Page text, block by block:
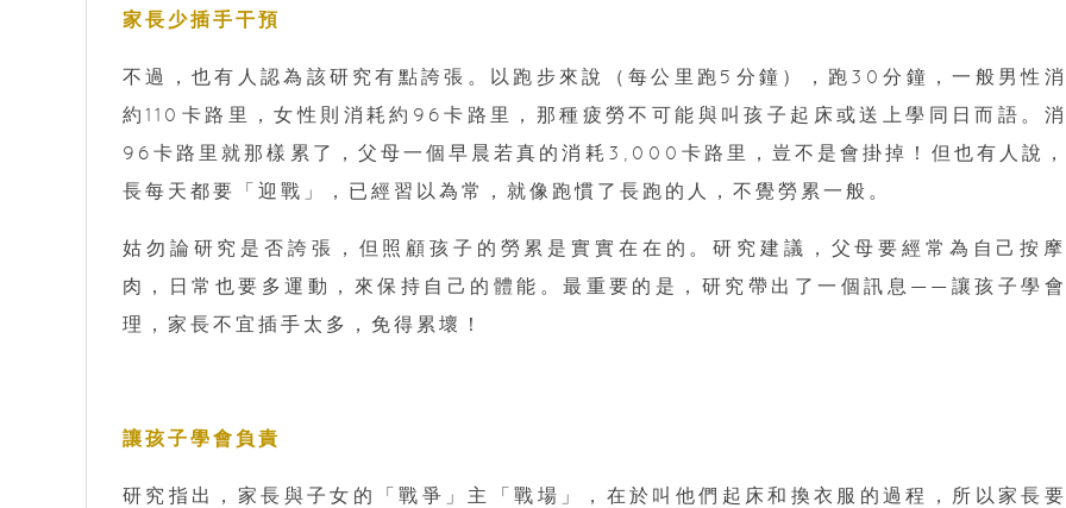
家長少插手干預
不過，也有人認為該研究有點誇張。以跑步來說（每公里跑5分鐘），跑30分鐘，一般男性
約110卡路里，女性則消耗約96卡路里，那種疲勞不可能與叫孩子起床或送上學同日而語。
96卡路里就那樣累了，父母一個早晨若真的消耗3,000卡路里，豈不是會掛掉！但也有人說
長每天都要「迎戰」，已經習以為常，就像跑慣了長跑的人，不覺勞累一般。
姑勿論研究是否誇張，但照顧孩子的勞累是實實在在的。研究建議，父母要經常為自己按
肉，日常也要多運動，來保持自己的體能。最重要的是，研究帶出了一個訊息——讓孩子學
理，家長不宜插手太多，免得累壞！
讓孩子學會負責
研究指出，家長與子女的「戰爭」主「戰場」，在於叫他們起床和換衣服的過程，所以家長